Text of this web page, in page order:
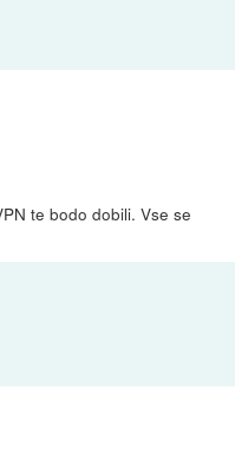
te bodo dobili. Vse se